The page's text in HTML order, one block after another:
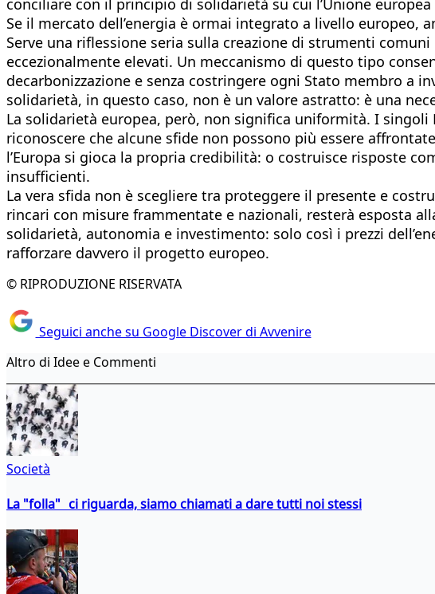
conciliare con il principio di solidarietà su cui l’Unione
Se il mercato dell’energia è ormai integrato a livello
Serve una riflessione seria sulla creazione di strumenti
eccezionalmente elevati. Un meccanismo di questo tipo
decarbonizzazione e senza costringere ogni Stato membro a
solidarietà, in questo caso, non è un valore astratto: è una
La solidarietà europea, però, non significa uniformità. I
riconoscere che alcune sfide non possono più essere
l’Europa si gioca la propria credibilità: o costruisce risposte
insufficienti.
La vera sfida non è scegliere tra proteggere il presente e
rincari con misure frammentate e nazionali, resterà esposta
solidarietà, autonomia e investimento: solo così i prezzi
rafforzare davvero il progetto europeo.
© RIPRODUZIONE RISERVATA
Seguici anche su Google Discover di Avvenire
Altro di Idee e Commenti
Società
La "folla" ci riguarda, siamo chiamati a dare tutti noi stessi